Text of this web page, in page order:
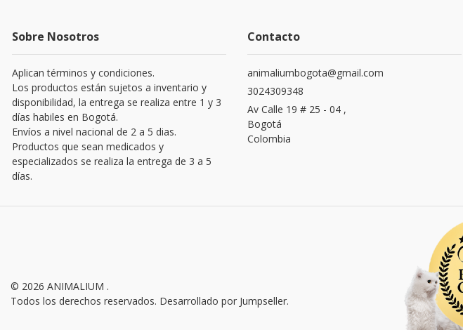
Sobre Nosotros
Aplican términos y condiciones.
Los productos están sujetos a inventario y
disponibilidad, la entrega se realiza entre 1 y 3
días habiles en Bogotá.
Envíos a nivel nacional de 2 a 5 dias.
Productos que sean medicados y
especializados se realiza la entrega de 3 a 5
días.
Contacto
animaliumbogota@gmail.com
3024309348
Av Calle 19 # 25 - 04 ,
Bogotá
Colombia
© 2026 ANIMALIUM .
Todos los derechos reservados. Desarrollado por Jumpseller.